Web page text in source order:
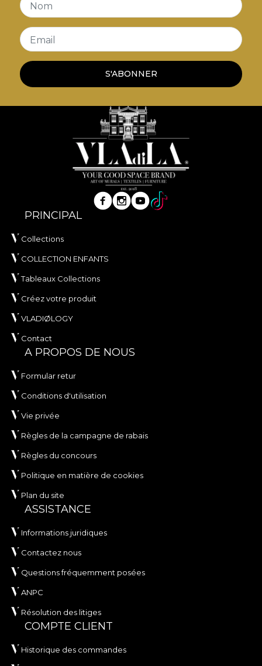
Nom
Email
S'ABONNER
PRINCIPAL
Collections
COLLECTION ENFANTS
Tableaux Collections
Créez votre produit
VLADIØLOGY
Contact
A PROPOS DE NOUS
Formular retur
Conditions d'utilisation
Vie privée
Règles de la campagne de rabais
Règles du concours
Politique en matière de cookies
Plan du site
ASSISTANCE
Informations juridiques
Contactez nous
Questions fréquemment posées
ANPC
Résolution des litiges
COMPTE CLIENT
Historique des commandes